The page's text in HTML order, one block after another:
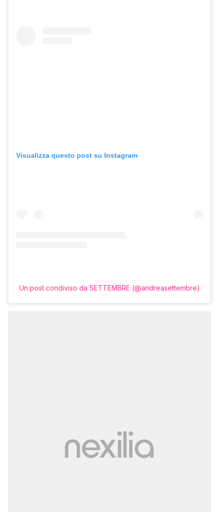
Visualizza questo post su Instagram
Un post condiviso da SETTEMBRE (@andreasettembre)